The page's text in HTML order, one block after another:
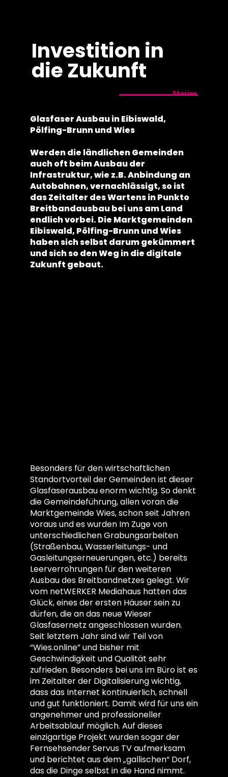
Investition in
die Zukunft
Stories
Glasfaser Ausbau in Eibiswald,
Pölfing-Brunn und Wies
Werden die ländlichen Gemeinden
auch oft beim Ausbau der
Infrastruktur, wie z.B. Anbindung an
Autobahnen, vernachlässigt, so ist
das Zeitalter des Wartens in Punkto
Breitbandausbau bei uns am Land
endlich vorbei. Die Marktgemeinden
Eibiswald, Pölfing-Brunn und Wies
haben sich selbst darum gekümmert
und sich so den Weg in die digitale
Zukunft gebaut.
Besonders für den wirtschaftlichen
Standortvorteil der Gemeinden ist dieser
Glasfaserausbau enorm wichtig. So denkt
die Gemeindeführung, allen voran die
Marktgemeinde Wies, schon seit Jahren
voraus und es wurden Im Zuge von
unterschiedlichen Grabungsarbeiten
(Straßenbau, Wasserleitungs- und
Gasleitungserneuerungen, etc.) bereits
Leerverrohrungen für den weiteren
Ausbau des Breitbandnetzes gelegt. Wir
vom netWERKER Mediahaus hatten das
Glück, eines der ersten Häuser sein zu
dürfen, die an das neue Wieser
Glasfasernetz angeschlossen wurden.
Seit letztem Jahr sind wir Teil von
“Wies.online” und bisher mit
Geschwindigkeit und Qualität sehr
zufrieden. Besonders bei uns im Büro ist es
im Zeitalter der Digitalisierung wichtig,
dass das Internet kontinuierlich, schnell
und gut funktioniert. Damit wird für uns ein
angenehmer und professioneller
Arbeitsablauf möglich. Auf dieses
einzigartige Projekt wurden sogar der
Fernsehsender Servus TV aufmerksam
und berichtet aus dem „gallischen“ Dorf,
das die Dinge selbst in die Hand nimmt.